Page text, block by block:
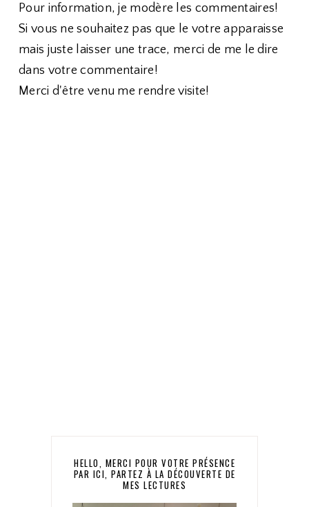
Pour information, je modère les commentaires!
Si vous ne souhaitez pas que le votre apparaisse
mais juste laisser une trace, merci de me le dire
dans votre commentaire!
Merci d'être venu me rendre visite!
HELLO, MERCI POUR VOTRE PRÉSENCE
PAR ICI, PARTEZ À LA DÉCOUVERTE DE
MES LECTURES